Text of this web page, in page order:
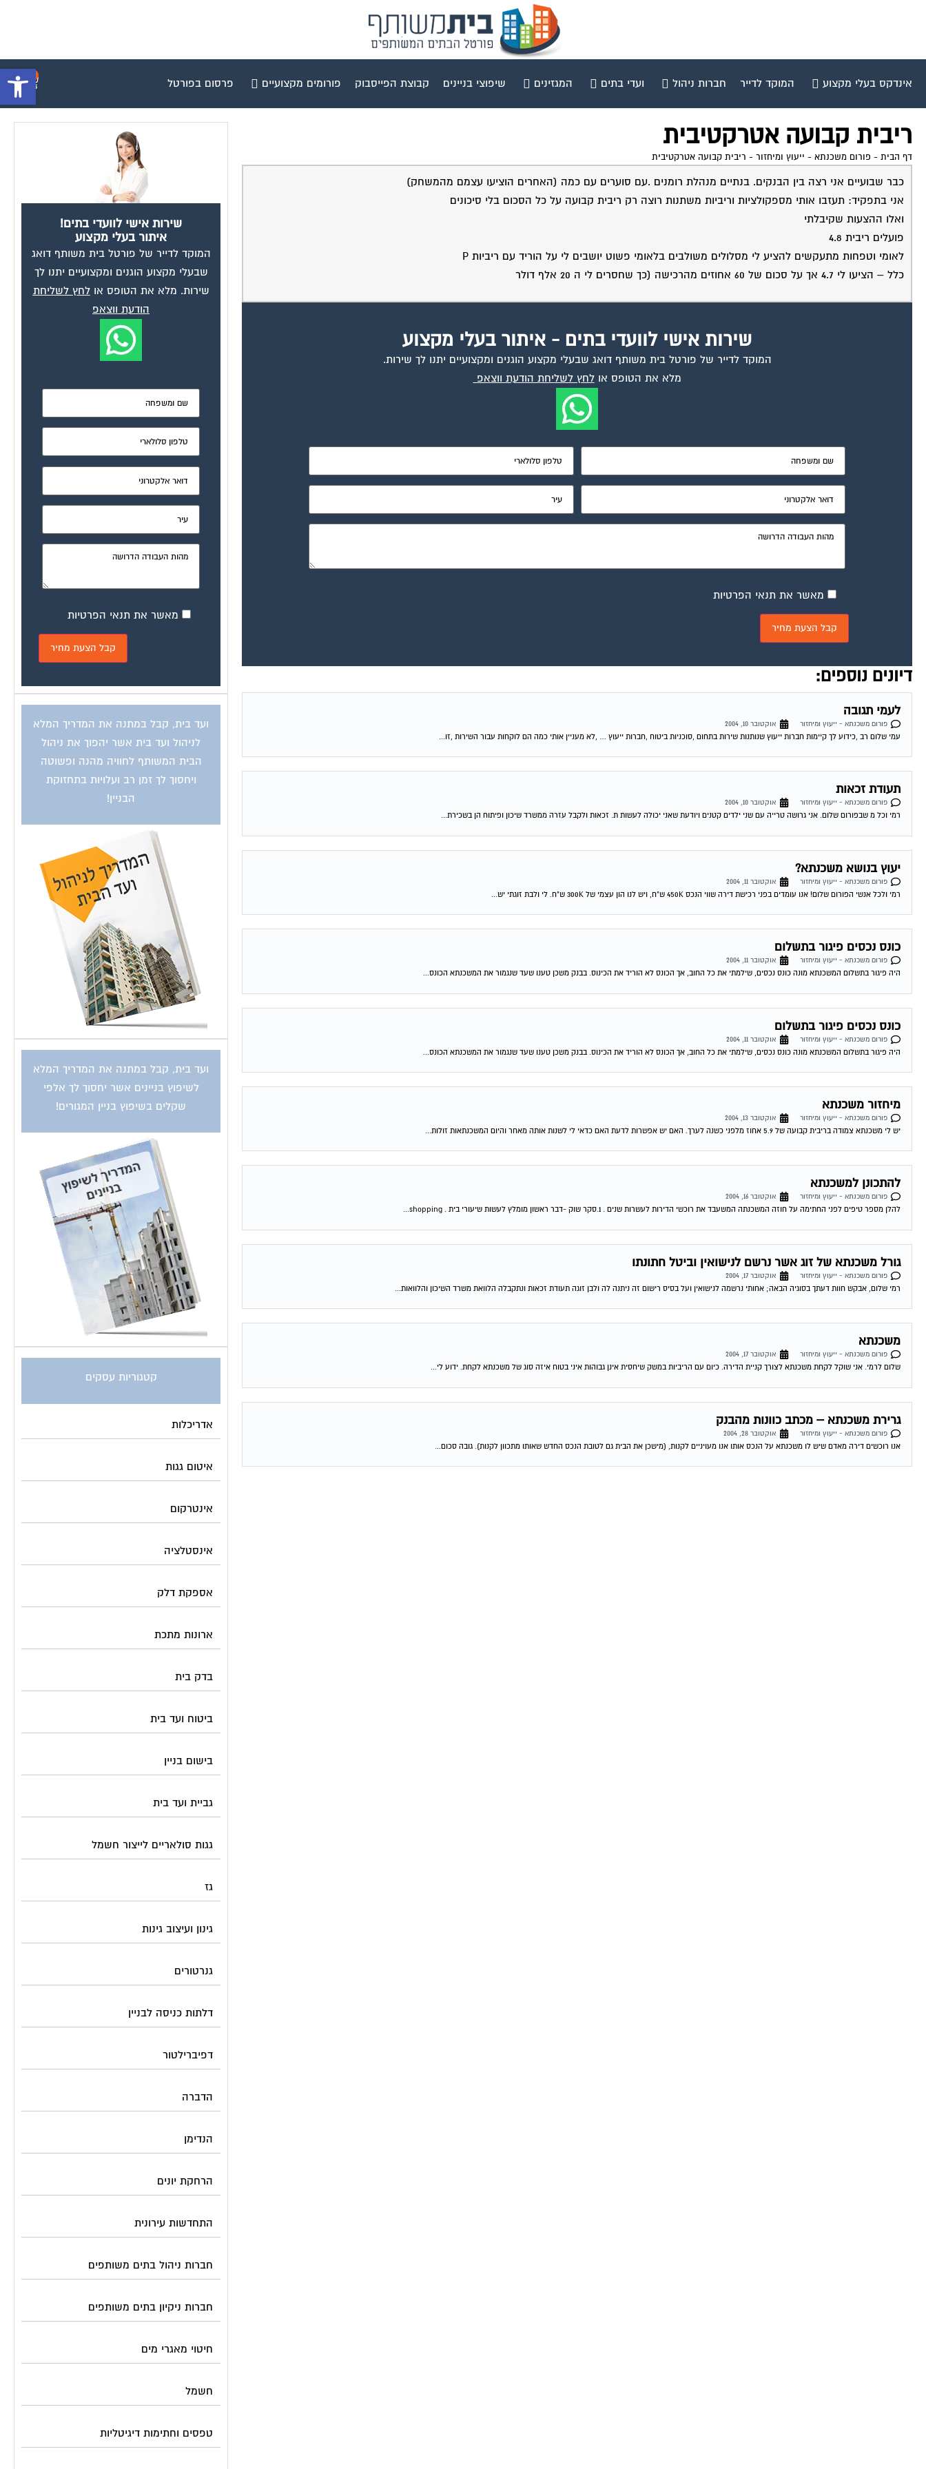
פתח אינדקס בעלי מקצוע המוקד לדייר חברות ניהול ועדי בתים המגזינים שיפוצי בניינים קבוצת הפייסבוק פורומים מקצועיים פרסום בפורטל
ריבית קבועה אטרקטיבית
דף הבית - פורום משכנתא - ייעוץ ומיחזור - ריבית קבועה אטרקטיבית
כבר שבועיים אני רצה בין הבנקים. בנתיים מנהלת רומנים .עם סוערים עם כמה (האחרים הוציעו עצמם מהמשחק)
אני בתפקיד: תעזבו אותי מספקולציות וריביות משתנות רוצה רק ריבית קבועה על כל הסכום בלי סיכונים
ואלו ההצעות שקיבלתי
פועלים ריבית 4.8
לאומי וטפחות מתעקשים להציע לי מסלולים משולבים בלאומי פשוט יושבים לי על הוריד עם ריביות P
כלל – הציעו לי 4.7 אך על סכום של 60 אחוזים מהרכישה (כך שחסרים לי ה 20 אלף דולר
שירות אישי לוועדי בתים - איתור בעלי מקצוע
המוקד לדייר של פורטל בית משותף דואג שבעלי מקצוע הוגנים ומקצועיים יתנו לך שירות.
מלא את הטופס אולחץ לשליחת הודעת ווצאפ
מאשר את תנאי הפרטיות
דיונים נוספים:
לעמי תגובה
פורום משכנתא - ייעוץ ומיחזור
אוקטובר 10, 2004
עמי שלום רב ,כידוע לך קיימות חברות ייעוץ שנותנות שירות בתחום ,סוכניות ביטוח ,חברות ייעוץ … ,לא מעניין אותי כמה הם לוקחות עבור השירות ,זו...
תעודת זכאות
פורום משכנתא - ייעוץ ומיחזור
אוקטובר 10, 2004
רמי וכל מ שבפורום שלום. אני גרושה טרייה עם שני ילדים קטנים ויודעת שאני יכולה לעשות ת. זכאות ולקבל עזרה ממשרד שיכון ופיתוח הן בשכירת...
יעוץ בנושא משכנתא?
פורום משכנתא - ייעוץ ומיחזור
אוקטובר 11, 2004
רמי ולכל אנשי הפורום שלום! אנו עומדים בפני רכישת דירה שווי הנכס 450K ש"ח, ויש לנו הון עצמי של 300K ש"ח. לי ולבת זוגתי יש...
כונס נכסים פיגור בתשלום
פורום משכנתא - ייעוץ ומיחזור
אוקטובר 11, 2004
היה פיגור בתשלום המשכנתא מונה כונס נכסים, שילמתי את כל החוב, אך הכונס לא הוריד את הכינוס. בבנק משכן טענו שעד שנגמור את המשכנתא הכונס...
כונס נכסים פיגור בתשלום
פורום משכנתא - ייעוץ ומיחזור
אוקטובר 11, 2004
היה פיגור בתשלום המשכנתא מונה כונס נכסים, שילמתי את כל החוב, אך הכונס לא הוריד את הכינוס. בבנק משכן טענו שעד שנגמור את המשכנתא הכונס...
מיחזור משכנתא
פורום משכנתא - ייעוץ ומיחזור
אוקטובר 13, 2004
יש לי משכנתא צמודה בריבית קבועה של 5.9 אחוז מלפני כשנה לערך. האם יש אפשרות לדעת האם כדאי לי לשנות אותה מאחר והיום המשכנתאות זולות...
להתכונן למשכנתא
פורום משכנתא - ייעוץ ומיחזור
אוקטובר 16, 2004
להלן מספר טיפים לפני החתימה על חוזה המשכנתה המשעבד את רוכשי הדירות לעשרות שנים . 1.סקר שוק -דבר ראשון מומלץ לעשות שיעורי בית . shopping...
גורל משכנתא של זוג אשר נרשם לנישואין וביטל חתונתו
פורום משכנתא - ייעוץ ומיחזור
אוקטובר 17, 2004
רמי שלום, אבקש חוות דעתך בסוגיה הבאה; אחותי נרשמה לנישואין ועל בסיס רישום זה ניתנה לה ולבן זוגה תעודת זכאות ונתקבלה הלוואת משרד השיכון והלוואות...
משכנתא
פורום משכנתא - ייעוץ ומיחזור
אוקטובר 17, 2004
שלום לרמי. אני שוקל לקחת משכנתא לצורך קניית הדירה. כיום עם הריביות במשק שיחסית אינן גבוהות איני בטוח איזה סוג של משכנתא לקחת. ידוע לי...
גרירת משכנתא – מכתב כוונות מהבנק
פורום משכנתא - ייעוץ ומיחזור
אוקטובר 28, 2004
אנו רוכשים דירה מאדם שיש לו משכנתא על הנכס אותו אנו מעויניים לקנות, (מישכן את הבית גם לטובת הנכס החדש שאותו מתכוון לקנות). גובה סכום...
שירות אישי לוועדי בתים!
איתור בעלי מקצוע
המוקד לדייר של פורטל בית משותף דואג
שבעלי מקצוע הוגנים ומקצועיים יתנו לך
שירות. מלא את הטופס אולחץ לשליחת
הודעת ווצאפ
מאשר את תנאי הפרטיות
ועד בית, קבל במתנה את המדריך המלא
לניהול ועד בית אשר יהפוך את ניהול
הבית המשותף לחוויה מהנה ופשוטה
ויחסוך לך זמן רב ועלויות בתחזוקת
הבניין!
ועד בית, קבל במתנה את המדריך המלא
לשיפוץ בניינים אשר יחסוך לך אלפי
שקלים בשיפוץ בניין המגורים!
קטגוריות עסקים
אדריכלות
איטום גגות
אינטרקום
אינסטלציה
אספקת דלק
ארונות מתכת
בדק בית
ביטוח ועד בית
בישום בניין
גביית ועד בית
גגות סולאריים לייצור חשמל
גז
גינון ועיצוב גינות
גנרטורים
דלתות כניסה לבניין
דפיברילטור
הדברה
הנדימן
הרחקת יונים
התחדשות עירונית
חברות ניהול בתים משותפים
חברות ניקיון בתים משותפים
חיטוי מאגרי מים
חשמל
טפסים וחתימות דיגיטליות